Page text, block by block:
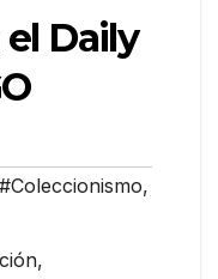
Daily
#Coleccionismo,
,